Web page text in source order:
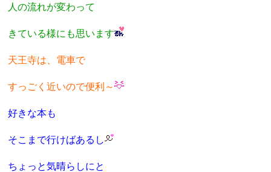
人の流れが変わって
きている様にも思います
天王寺は、電車で
すっごく近いので便利～
好きな本も
そこまで行けばあるし
ちょっと気晴らしにと